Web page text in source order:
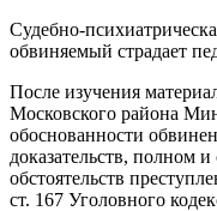
Судебно-
обвиняемый страдает
После изучения
Московского района
обоснованности
доказательств, полном
обстоятельств
ст. 167 Уголовного